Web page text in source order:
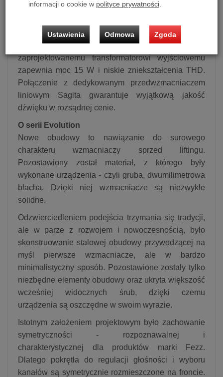
urządzenia. Posada podświetlane logo. Łatwo
przypadku awarii lampy mocy. Dzięki architekturze
równoległego układu PSE Single Ended i specjalnie
zaprojektowanemu transformatorowi wyjściowemu
zapewnia moc 15 W i niskie zniekształcenia THD.
Połączenie z dedykowanym przedwzmacniaczem
liniowym Sagita gwarantuje wyjątkową jakość
dźwięku w rozsądnej cenie.
O serii Evolution
Nowe obudowy to nawiązanie do surowego
charakteru wzmacniaczy sprzed liftingu.
Pozostawiony został materiał, z którego były
wykonane urządzenia - czyli gruba, dwumilimetrowa
blacha. Dzięki niej wzmacniacze są niezwykle
solidne.
Odzwierciedleniem podejścia trzymania się tradycji,
ale w parze z rozwojem i nowoczesnością, było
skonstruowanie stalowej obudowy przywodzącej na
myśl pierwsze wzmacniacze, ale w bardzo
minimalistyczny sposób. Pozostawione zostały tylko
niezbędne elementy obudowy oraz ukryta większość
wcześniej widocznych śrub, dzięki czemu
urządzenia są oszczędne w swoim wyrazie.
Istotnym założeniem projektowym było zachowanie
symetryczności - rozpoznawalnej i
charakterystycznej dla produktów marki Fezz.
Dlatego pokrętła do regulacji głośności i wyboru
kanałów są symetrycznie rozmieszczone na froncie.
informacji o cookie w polityce prywatności
Ustawienia Odmowa Zgoda